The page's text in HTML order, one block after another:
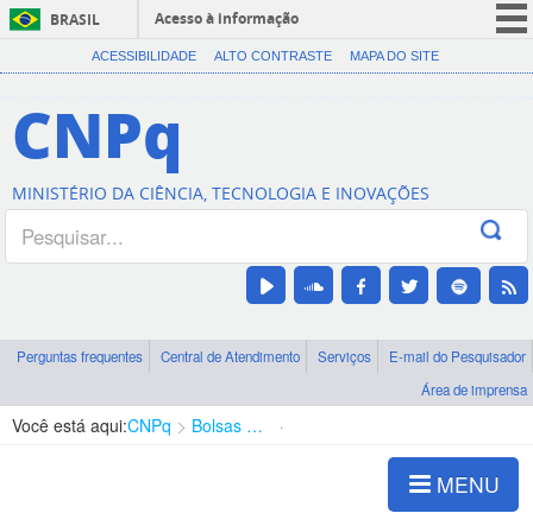
BRASIL
Acesso à informação
CORONAVÍRUS (COVID-19)
Canais
ACESSIBILIDADE ALTO CONTRASTE MAPA DO SITE
CNPq
MINISTÉRIO DA CIÊNCIA, TECNOLOGIA E INOVAÇÕES
Perguntas frequentes Central de Atendimento Serviços
E-mail do Pesquisador
Área de imprensa
Você está aqui:CNPq Bolsas e Auxílios Vigentes
MENU